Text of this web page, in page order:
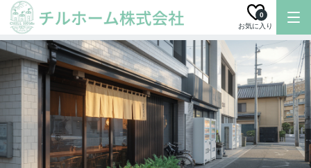
お気に入り
0